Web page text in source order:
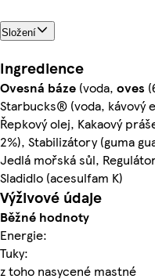
Složení
Ingredience
Ovesná báze (voda, oves
Starbucks® (voda, kávový
Řepkový olej, Kakaový
2%), Stabilizátory (guma
Jedlá mořská sůl,
Sladidlo (acesulfam K)
Výživové údaje
Běžné hodnoty
Energie:
Tuky:
z toho nasycené mastné